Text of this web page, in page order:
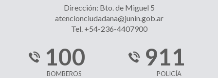
Dirección: Bto. de Miguel 5
atencionciudadana@junin.gob.ar
Tel. +54-236-4407900
100
BOMBEROS
911
POLICÍA